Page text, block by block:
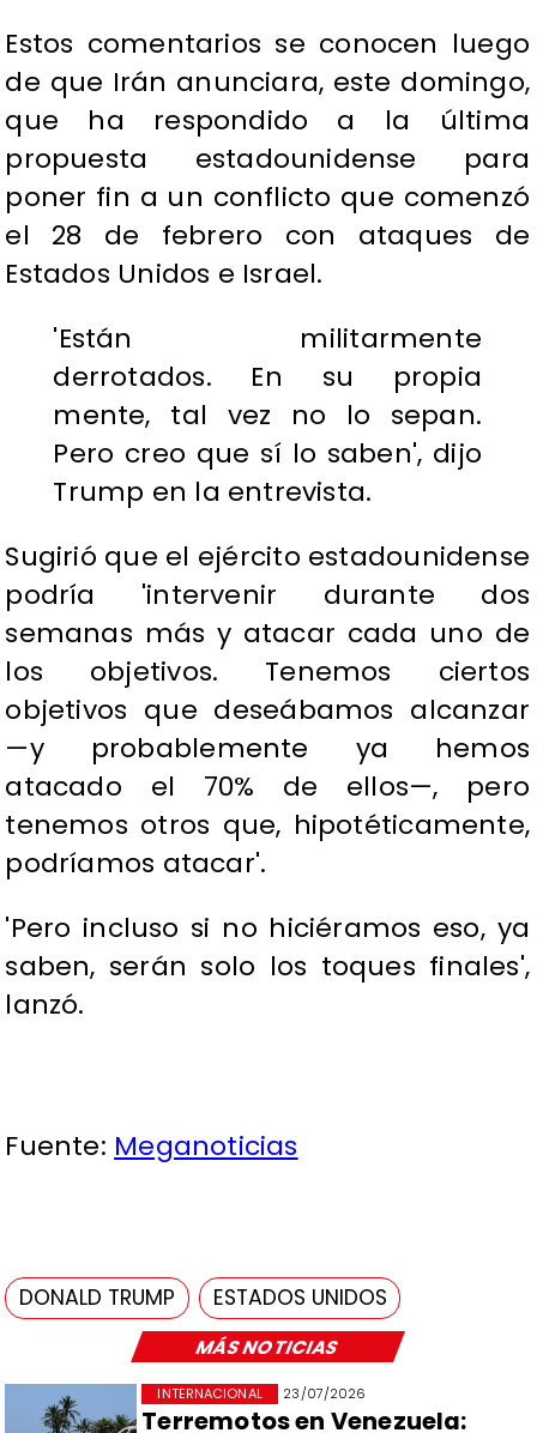
MÁS NOTICIAS
23/07/2026
Terremotos en Venezuela:
INTERNACIONAL
Estos comentarios se conocen luego
de que Irán anunciara, este domingo,
que ha respondido a la última
propuesta estadounidense para
poner fin a un conflicto que comenzó
el 28 de febrero con ataques de
Estados Unidos e Israel.
'Están militarmente
derrotados. En su propia
mente, tal vez no lo sepan.
Pero creo que sí lo saben', dijo
Trump en la entrevista.
Sugirió que el ejército estadounidense
podría 'intervenir durante dos
semanas más y atacar cada uno de
los objetivos. Tenemos ciertos
objetivos que deseábamos alcanzar
—y probablemente ya hemos
atacado el 70% de ellos—, pero
tenemos otros que, hipotéticamente,
podríamos atacar'.
'Pero incluso si no hiciéramos eso, ya
saben, serán solo los toques finales',
lanzó.
Fuente: Meganoticias
DONALD TRUMP ESTADOS UNIDOS